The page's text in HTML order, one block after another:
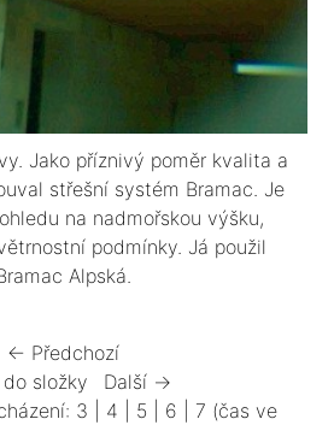
Jako příznivý poměr kvalita a
střešní systém Bramac. Je
na nadmořskou výšku,
podmínky. Já použil
Alpská.
← Předchozí
složky
Další →
3 4 5 6 7 (čas ve